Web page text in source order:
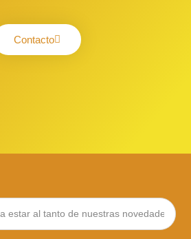
Contacto